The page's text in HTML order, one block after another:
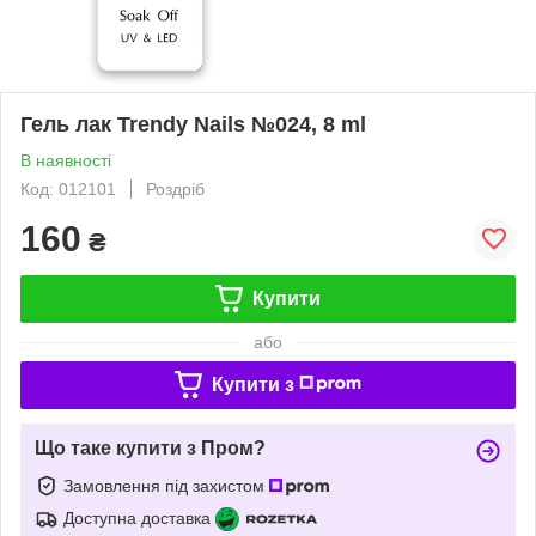
Гель лак Trendy Nails №024, 8 ml
В наявності
Код: 012101
Роздріб
160 ₴
Купити
або
Купити з
Що таке купити з Пром?
Замовлення під захистом
Доступна доставка